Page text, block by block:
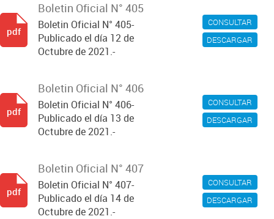
CONSULTAR
DESCARGAR
Boletin Oficial N° 405
Boletin Oficial N° 405-
Publicado el día 12 de
Octubre de 2021.-
pdf
CONSULTAR
DESCARGAR
Boletin Oficial N° 406
Boletin Oficial N° 406-
Publicado el día 13 de
Octubre de 2021.-
pdf
CONSULTAR
DESCARGAR
Boletin Oficial N° 407
Boletin Oficial N° 407-
Publicado el día 14 de
Octubre de 2021.-
pdf